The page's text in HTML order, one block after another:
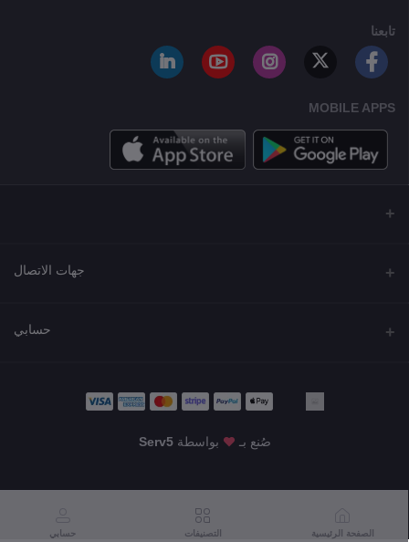
تابعنا
MOBILE APPS
جهات الاتصال
حسابي
صُنع بـ بواسطة Serv5
الصفحة الرئيسية التصنيفات حسابي